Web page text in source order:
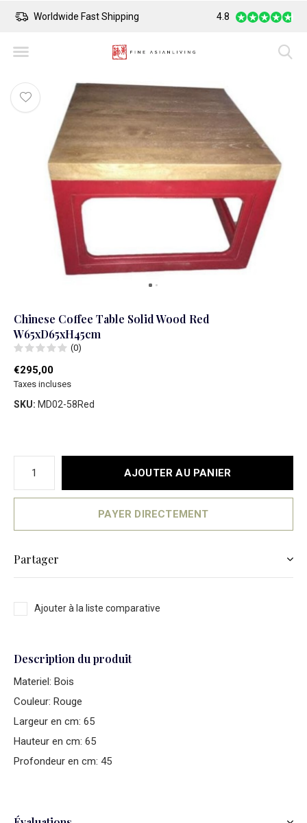
Worldwide Fast Shipping Safe Payment
4.8
Chinese Coffee Table Solid Wood Red
W65xD65xH45cm
(0)
€295,00
Taxes incluses
SKU: MD02-58Red
AJOUTER AU PANIER
PAYER DIRECTEMENT
Partager
Ajouter à la liste comparative
Description du produit
Materiel: Bois
Couleur: Rouge
Largeur en cm: 65
Hauteur en cm: 65
Profondeur en cm: 45